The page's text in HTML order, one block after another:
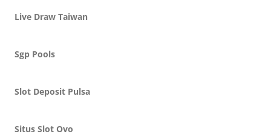
Live Draw Taiwan
Sgp Pools
Slot Deposit Pulsa
Situs Slot Ovo